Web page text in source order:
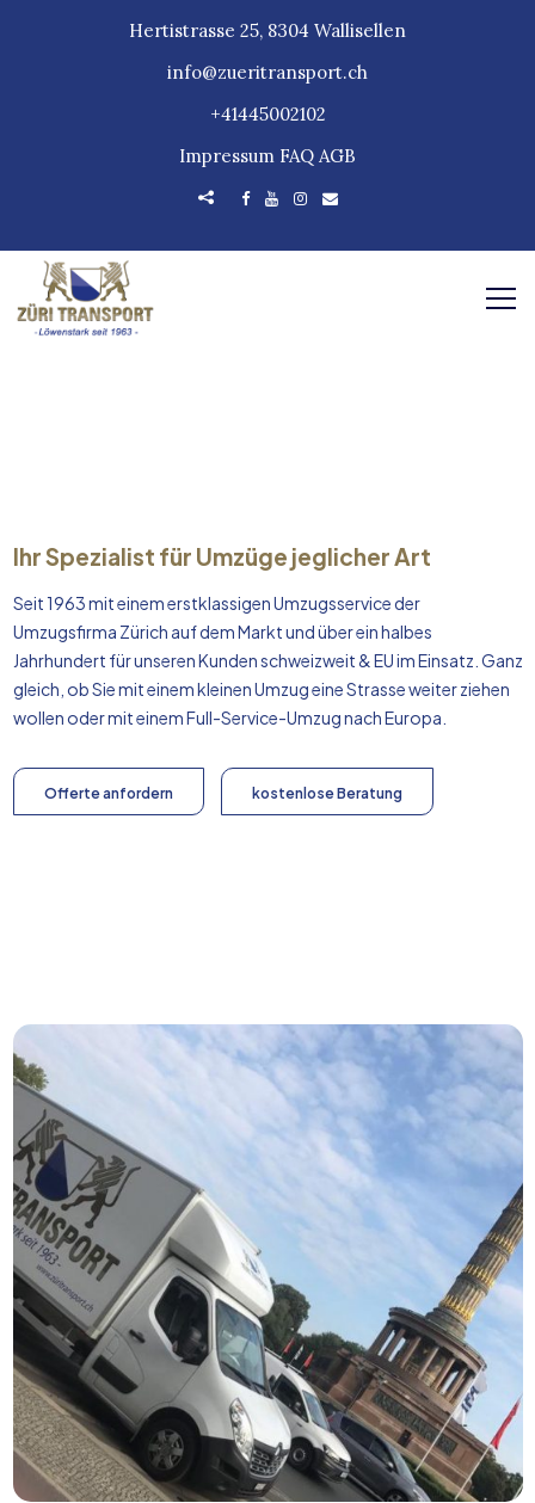
Hertistrasse 25, 8304 Wallisellen
info@zueritransport.ch
+41445002102
Impressum FAQ AGB
Ihr Spezialist für Umzüge jeglicher Art
Seit 1963 mit einem erstklassigen Umzugsservice der
Umzugsfirma Zürich auf dem Markt und über ein halbes
Jahrhundert für unseren Kunden schweizweit & EU im Einsatz. Ganz
gleich, ob Sie mit einem kleinen Umzug eine Strasse weiter ziehen
wollen oder mit einem Full-Service-Umzug nachEuropa
Offerte anfordern kostenlose Beratung